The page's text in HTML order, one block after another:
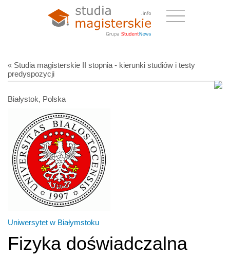
« Studia magisterskie II stopnia - kierunki studiów i testy
predyspozycji
Białystok, Polska
Uniwersytet w Białymstoku
Fizyka doświadczalna